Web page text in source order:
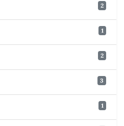
2
1
2
3
1